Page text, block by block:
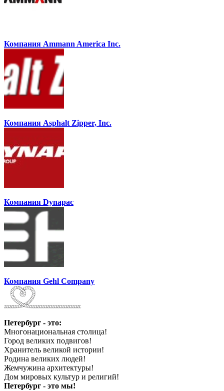
Компания Ammann America Inc.
Компания Asphalt Zipper, Inc.
Компания Dynapac
Компания Gehl Company
Петербург - это:
Многонациональная столица!
Город великих подвигов!
Хранитель великой истории!
Родина великих людей!
Жемчужина архитектуры!
Дом мировых культур и религий!
Петербург - это мы!